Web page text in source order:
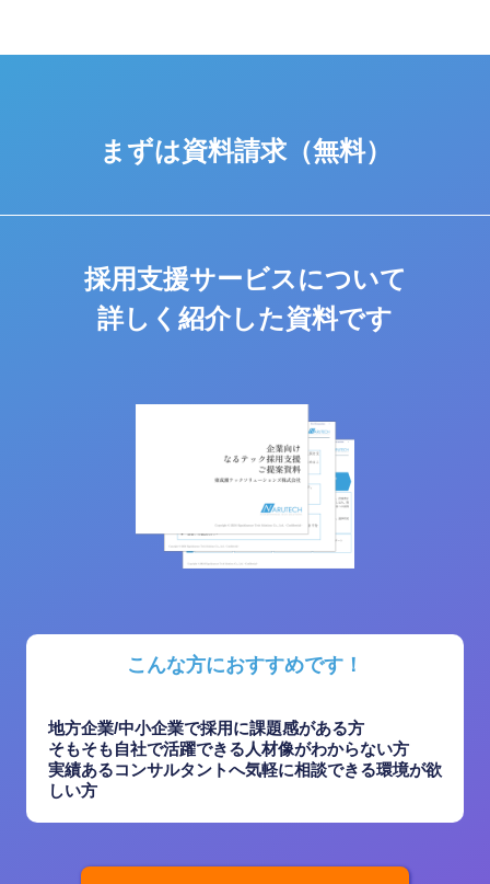
まずは資料請求（無料）
採用支援サービスについて
詳しく紹介した資料です
こんな方におすすめです！
地方企業/中小企業で採用に課題感がある方
そもそも自社で活躍できる人材像がわからない方
実績あるコンサルタントへ気軽に相談できる環境が欲
しい方